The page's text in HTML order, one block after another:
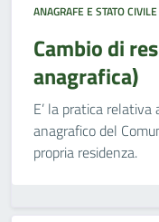
ANAGRAFE E STATO CIVILE
Cambio di
anagrafica)
E’ la pratica relativa
anagrafico del
propria residenza.